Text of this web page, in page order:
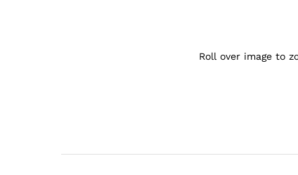
Roll over image to